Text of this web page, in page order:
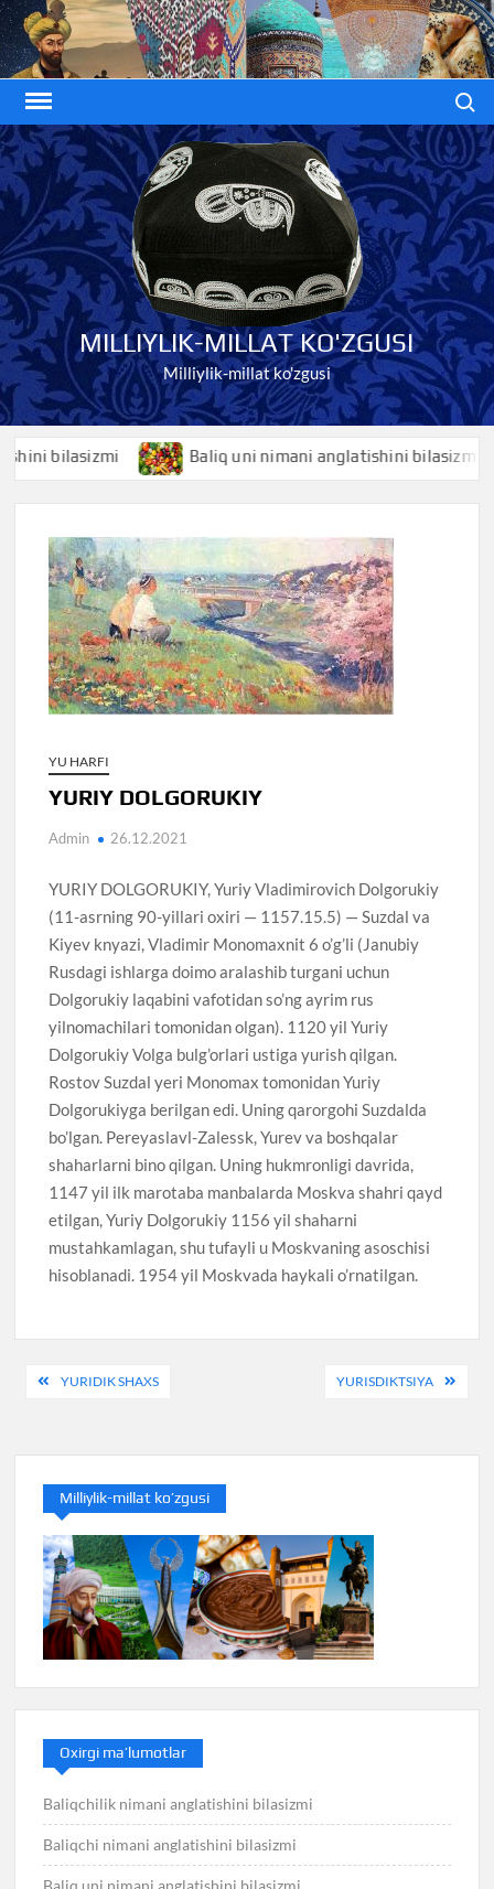
Skip
to
content
MILLIYLIK-MILLAT KO'ZGUSI
Milliylik-millat ko'zgusi
bilasizmi Baliq uni nimani anglatishini bilasizmi
YU HARFI
YURIY DOLGORUKIY
Admin 26.12.2021
YURIY DOLGORUKIY, Yuriy Vladimirovich Dolgorukiy
(11-asrning 90-yillari oxiri — 1157.15.5) — Suzdal va
Kiyev knyazi, Vladimir Monomaxnit 6 o’g’li (Janubiy
Rusdagi ishlarga doimo aralashib turgani uchun
Dolgorukiy laqabini vafotidan so’ng ayrim rus
yilnomachilari tomonidan olgan). 1120 yil Yuriy
Dolgorukiy Volga bulg’orlari ustiga yurish qilgan.
Rostov Suzdal yeri Monomax tomonidan Yuriy
Dolgorukiyga berilgan edi. Uning qarorgohi Suzdalda
bo’lgan. Pereyaslavl-Zalessk, Yurev va boshqalar
shaharlarni bino qilgan. Uning hukmronligi davrida,
1147 yil ilk marotaba manbalarda Moskva shahri qayd
etilgan, Yuriy Dolgorukiy 1156 yil shaharni
mustahkamlagan, shu tufayli u Moskvaning asoschisi
hisoblanadi. 1954 yil Moskvada haykali o’rnatilgan.
Навигация
записям
YURIDIK SHAXS YURISDIKTSIYA
Milliylik-millat ko’zgusi
Oxirgi ma’lumotlar
Baliqchilik nimani anglatishini bilasizmi
Baliqchi nimani anglatishini bilasizmi
Baliq uni nimani anglatishini bilasizmi